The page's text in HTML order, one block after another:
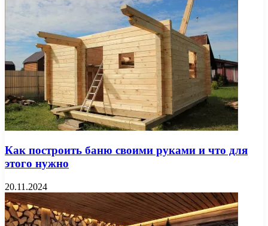
Как построить баню своими руками и что для
этого нужно
20.11.2024